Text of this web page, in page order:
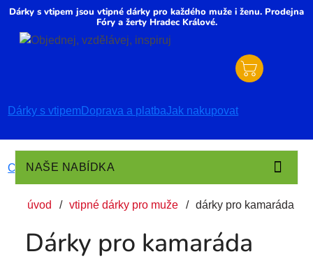
Dárky s vtipem jsou vtipné dárky pro každého muže i ženu. Prodejna
Fóry a žerty Hradec Králové.
Dárky s vtipem Doprava a platbaJak nakupovat
Obchodní podmínkyO nás
NAŠE NABÍDKA
úvod vtipné dárky pro muže dárky pro kamaráda
Dárky pro kamaráda